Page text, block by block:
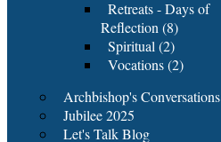
Retreats - Days of
Reflection (8)
Spiritual (2)
Vocations (2)
Archbishop's Conversations
Jubilee 2025
Let's Talk Blog